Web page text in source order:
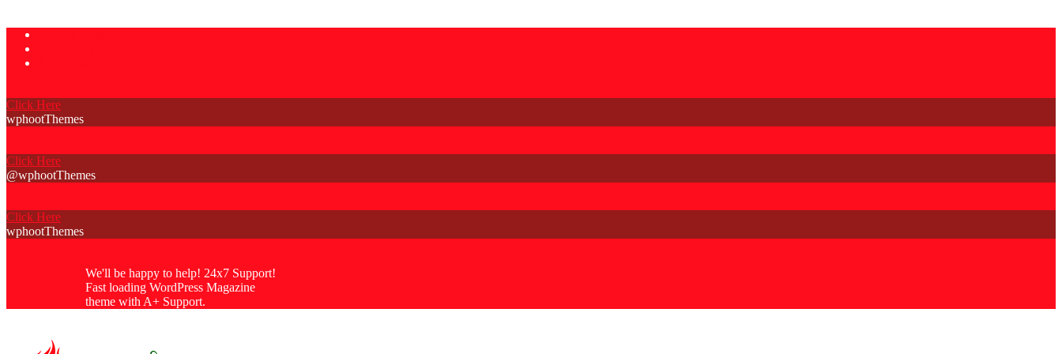
Skip
content
Click Here
wphootThemes
Click Here
@wphootThemes
Click Here
wphootThemes
We'll be happy to help! 24x7 Support!
Fast loading WordPress Magazine
theme with A+ Support.